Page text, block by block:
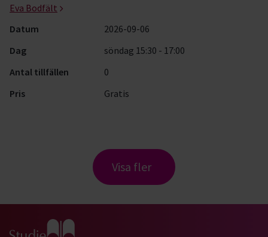
Eva Bodfält
Datum
2026-09-06
Dag
söndag 15:30 - 17:00
Antal tillfällen
0
Pris
Gratis
Visa fler
Gå till studiefrämjandets startsida